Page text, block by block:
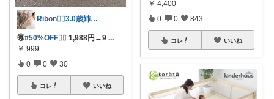
Ribon❁⃘3.0歳姉妹ﾏﾏ👧🏻♡
🉐#50%OFF❤️‍🔥 1,988円→9 ...
￥ 999
0 0 30
コレ いいね
￥ 4,400
0 0 843
コレ いいね